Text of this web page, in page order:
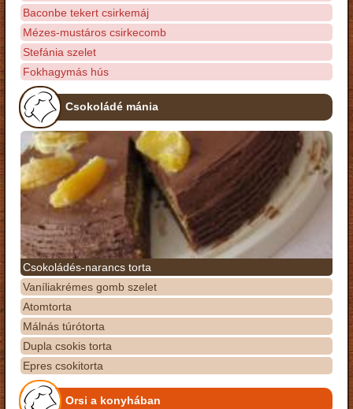
Baconbe tekert csirkemáj
Mézes-mustáros csirkecomb
Stefánia szelet
Fokhagymás hús
Csokoládé mánia
Csokoládés-narancs torta
Vaníliakrémes gomb szelet
Atomtorta
Málnás túrótorta
Dupla csokis torta
Epres csokitorta
Orsi a konyhában